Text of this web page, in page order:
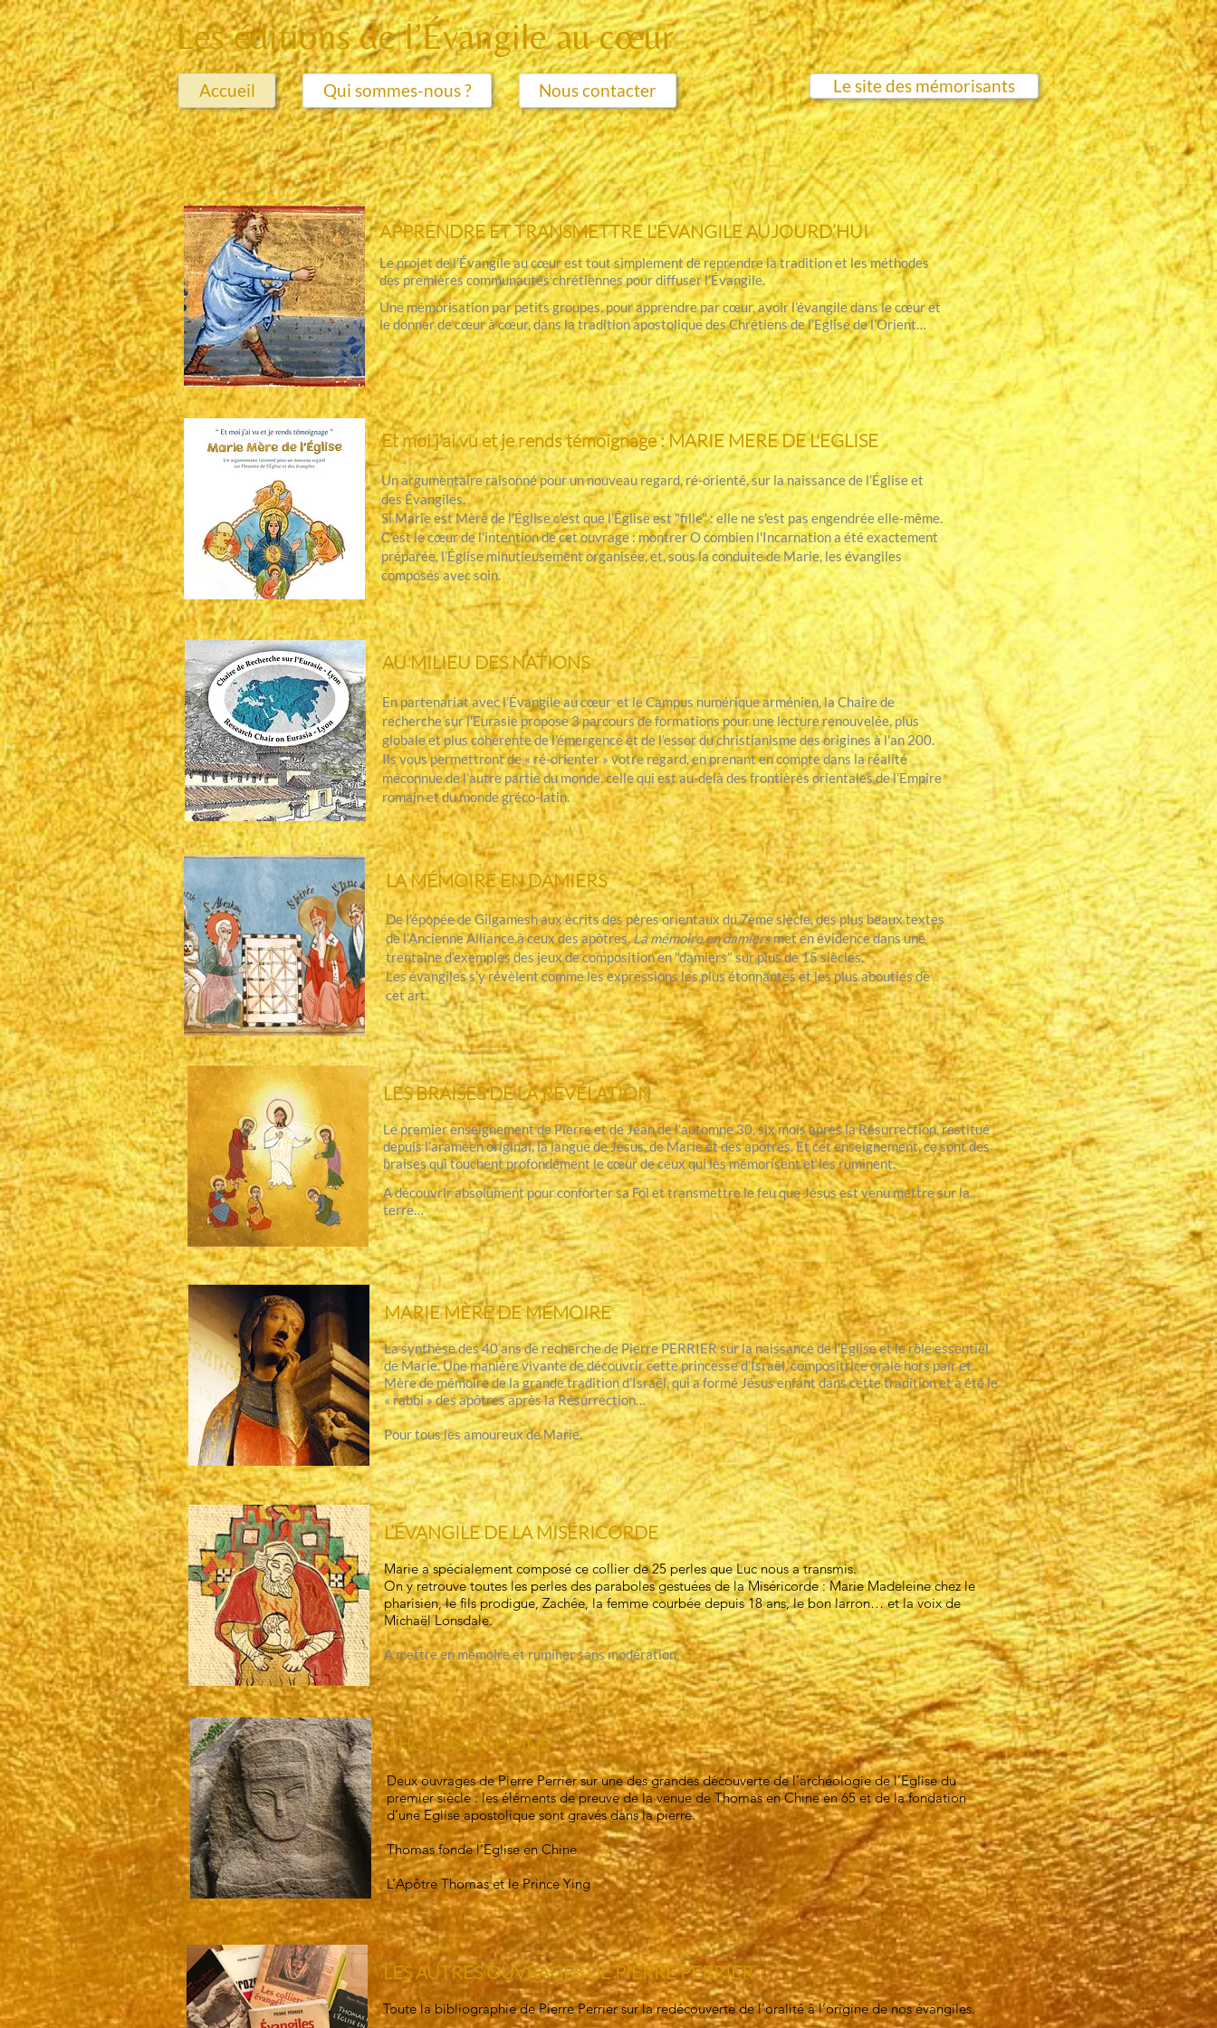
Les éditions de l’Évangile au cœur
Accueil Qui sommes-nous ? Nous contacter Le site des mémorisants
APPRENDRE ET TRANSMETTRE L'ÉVANGILEAUJOURD’HUI
Le projet de l’Évangile au cœur est tout simplement de reprendre la tradition et les méthodes
des premières communautés chrétiennes pour diffuser l’Évangile.
Une mémorisation par petits groupes, pour apprendre par cœur, avoir l’évangile dans le cœur et
le donner de cœur à cœur, dans la tradition apostolique des Chrétiens de l’Eglise de l’Orient…
Et moi j'ai vu et je rends témoignage : MARIE MERE DE L'EGLISE
Un argumentaire raisonné pour un nouveau regard, ré-orienté, sur la naissance de l’Église et
des Évangiles.
Si Marie est Mère de l’Église c'est que l’Église est "fille" : elle ne s'est pas engendrée elle-même.
C'est le cœur de l'intention de cet ouvrage : montrer O combien l'Incarnation a été exactement
préparée, l’Église minutieusement organisée, et, sous la conduite de Marie, les évangiles
composés avec soin.
AU MILIEU DES NATIONS
En partenariat avec l’Évangile au cœur et le Campus numérique arménien, la Chaire de
recherche sur l'Eurasie propose 3 parcours de formations pour une lecture renouvelée, plus
globale et plus cohérente de l’émergence et de l’essor du christianisme des origines à l'an 200.
Ils vous permettront de « ré-orienter » votre regard, en prenant en compte dans la réalité
méconnue de l’autre partie du monde, celle qui est au-delà des frontières orientales de l’Empire
romain et du monde gréco-latin.
LA MÉMOIRE EN DAMIERS
De l’épopée de Gilgamesh aux écrits des pères orientaux du 7ème siècle, des plus beaux textes
de l’Ancienne Alliance à ceux des apôtres,La mémoire en damiersmet en évidence dans une
trentaine d’exemples des jeux de composition en "damiers" sur plus de 15 siècles.
Les évangiles s’y révèlent comme les expressions les plus étonnantes et les plus abouties de
cet art.
LES BRAISES DE LARÉVÉLATION
Le premier enseignement de Pierre et de Jean de l’automne 30, six mois après la Résurrection, restitué
depuis l’araméen original, la langue de Jésus, de Marie et des apôtres. Et cet enseignement, ce sont des
braises qui touchent profondément le cœur de ceux qui les mémorisent et les ruminent.
A découvrir absolument pour conforter sa Foi et transmettre le feu que Jésus est venu mettre sur la
terre…
MARIEMÈREDEMÉMOIRE
La synthèse des 40 ans de recherche de Pierre PERRIER sur la naissance de l’Eglise et le rôle essentiel
de Marie. Une manière vivante de découvrir cette princesse d’Israël, compositrice orale hors pair et
Mère de mémoire de la grande tradition d’Israël, qui a formé Jésus enfant dans cette tradition et a été le
« rabbi » des apôtres après la Résurrection…
Pour tous les amoureux de Marie.
L’ÉVANGILEDE LAMISÉRICORDE
Marie a spécialement composé ce collier de 25 perles que Luc nous a transmis.
On y retrouve toutes les perles des paraboles gestuées de la Miséricorde : Marie Madeleine chez le
pharisien, le fils prodigue, Zachée, la femme courbée depuis 18 ans, le bon larron… et la voix de
Michaël Lonsdale.
A mettre en mémoire et ruminer sans modération.
THOMAS EN CHINE
Deux ouvrages de Pierre Perrier sur une des grandes découverte de l’archéologie de l’Eglise du
premier siècle : les éléments de preuve de la venue de Thomas en Chine en 65 et de la fondation
d’une Eglise apostolique sont gravés dans la pierre.
Thomas fonde l’Eglise en Chine
L’Apôtre Thomas et le Prince Ying
LES AUTRES OUVRAGES DE PIERRE PERRIER
Toute la bibliographie de Pierre Perrier sur la redécouverte de l’oralité à l’origine de nos évangiles.